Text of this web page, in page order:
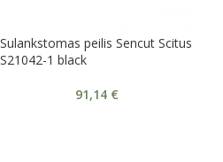
Sulankstomas peilis Sencut Scitus
S21042-1 black
91,14 €